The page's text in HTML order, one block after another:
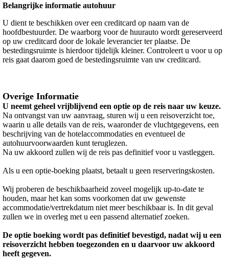
Belangrijke informatie autohuur
U dient te beschikken over een creditcard op naam van de
hoofdbestuurder. De waarborg voor de huurauto wordt gereserveerd
op uw creditcard door de lokale leverancier ter plaatse. De
bestedingsruimte is hierdoor tijdelijk kleiner. Controleert u voor u op
reis gaat daarom goed de bestedingsruimte van uw creditcard.
Overige Informatie
U neemt geheel vrijblijvend een optie op de reis naar uw keuze.
Na ontvangst van uw aanvraag, sturen wij u een reisoverzicht toe,
waarin u alle details van de reis, waaronder de vluchtgegevens, een
beschrijving van de hotelaccommodaties en eventueel de
autohuurvoorwaarden kunt teruglezen.
Na uw akkoord zullen wij de reis pas definitief voor u vastleggen.
Als u een optie-boeking plaatst, betaalt u geen reserveringskosten.
Wij proberen de beschikbaarheid zoveel mogelijk up-to-date te
houden, maar het kan soms voorkomen dat uw gewenste
accommodatie/vertrekdatum niet meer beschikbaar is. In dit geval
zullen we in overleg met u een passend alternatief zoeken.
De optie boeking wordt pas definitief bevestigd, nadat wij u een
reisoverzicht hebben toegezonden en u daarvoor uw akkoord
heeft gegeven.